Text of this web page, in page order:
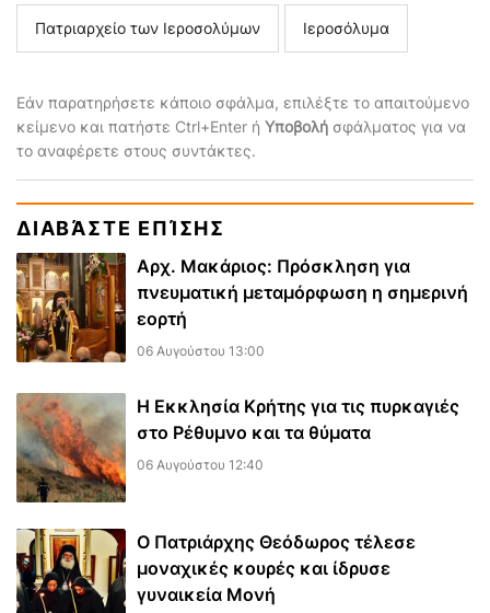
Πατριαρχείο των Ιεροσολύμων Ιεροσόλυμα
Εάν παρατηρήσετε κάποιο σφάλμα, επιλέξτε το απαιτούμενο
κείμενο και πατήστε Ctrl+Enter ή Υποβολή σφάλματος για να
το αναφέρετε στους συντάκτες.
ΔΙΑΒΆΣΤΕ ΕΠΊΣΗΣ
Αρχ. Μακάριος: Πρόσκληση για
πνευματική μεταμόρφωση η σημερινή
εορτή
06 Αυγούστου 13:00
Η Εκκλησία Κρήτης για τις πυρκαγιές
στο Ρέθυμνο και τα θύματα
06 Αυγούστου 12:40
Ο Πατριάρχης Θεόδωρος τέλεσε
μοναχικές κουρές και ίδρυσε
γυναικεία Μονή